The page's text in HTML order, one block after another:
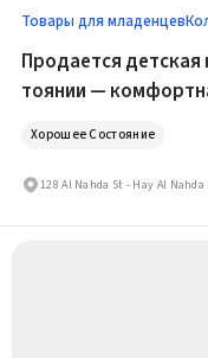
Товары для младенцев
Продается
тоянии —
Хорошее Состояние
128 Al Nahda St - Hay Al Nahda